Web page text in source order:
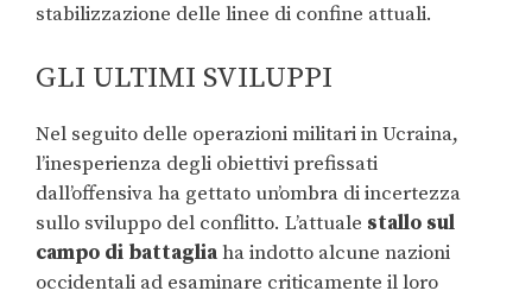
stabilizzazione delle linee di confine attuali.
GLI ULTIMI SVILUPPI
Nel seguito delle operazioni militari in Ucraina,
l’inesperienza degli obiettivi prefissati
dall’offensiva ha gettato un’ombra di incertezza
sullo sviluppo del conflitto. L’attuale stallo sul
campo di battagliaha indotto alcune nazioni
occidentali ad esaminare criticamente il loro